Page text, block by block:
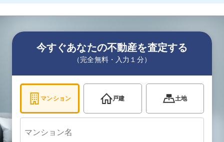
今すぐあなたの不動産を査定する
（完全無料・入力１分）
マンション 戸建 土地